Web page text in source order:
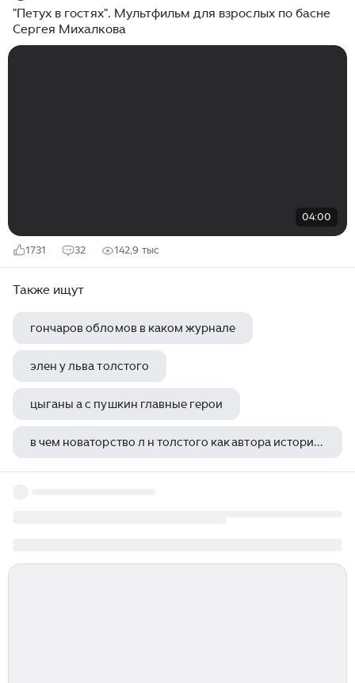
"Петух в гостях". Мультфильм для взрослых по басне
Сергея Михалкова
04:00
1731 32 142,9 тыс
Также ищут
гончаров обломов в каком журнале
элен у льва толстого
цыганы а с пушкин главные герои
в чем новаторство л н толстого как автора исторического романа война и мир